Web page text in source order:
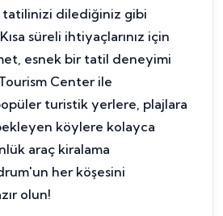
tatilinizi dilediğiniz gibi
süreli ihtiyaçlarınız için
esnek bir tatil deneyimi
Center ile
turistik yerlere, plajlara
köylere kolayca
araç kiralama
her köşesini
olun!